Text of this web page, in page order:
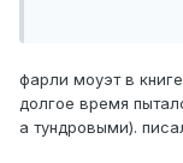
фарли моуэт в
долгое время
а тундровыми).